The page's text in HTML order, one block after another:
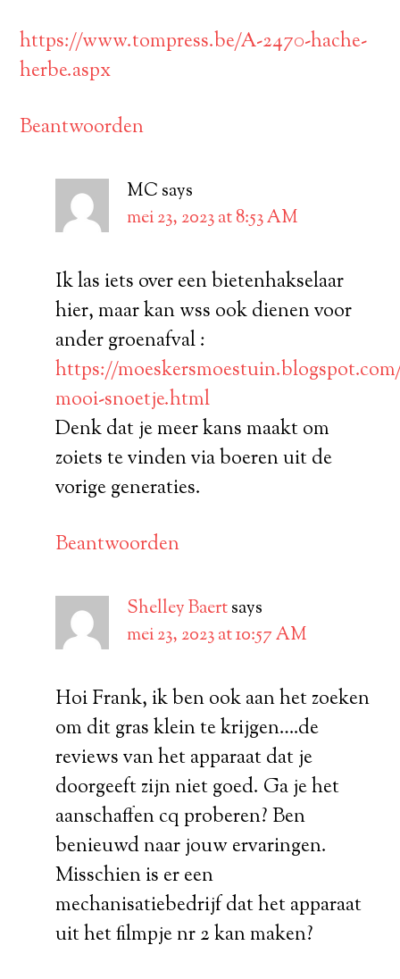
https://www.tompress.be/A-2470-hache-
herbe.aspx
Beantwoorden
MC says
mei 23, 2023 at 8:53 AM
Ik las iets over een bietenhakselaar
hier, maar kan wss ook dienen voor
ander groenafval :
https://moeskersmoestuin.blogspot.com/
mooi-snoetje.html
Denk dat je meer kans maakt om
zoiets te vinden via boeren uit de
vorige generaties.
Beantwoorden
Shelley Baertsays
mei 23, 2023 at 10:57 AM
Hoi Frank, ik ben ook aan het zoeken
om dit gras klein te krijgen….de
reviews van het apparaat dat je
doorgeeft zijn niet goed. Ga je het
aanschaffen cq proberen? Ben
benieuwd naar jouw ervaringen.
Misschien is er een
mechanisatiebedrijf dat het apparaat
uit het filmpje nr 2 kan maken?